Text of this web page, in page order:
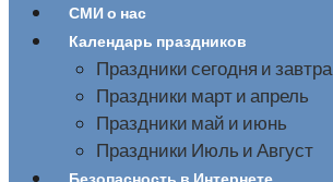
СМИ о нас
Календарь праздников
Праздники сегодня и завтра
Праздники март и апрель
Праздники май и июнь
Праздники Июль и Август
Безопасность в Интернете